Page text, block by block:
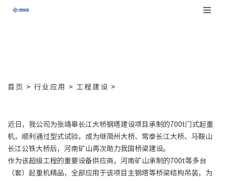
首页 > 行业应用 > 工程建设 >
近日，我公司为张靖皋长江大桥钢塔建设项目承制的700t门式起重
机，顺利通过型式试验，成为继简州大桥、常泰长江大桥、马鞍山
长江公铁大桥后，河南矿山再次助力我国桥梁建设。
作为该超级工程的重要设备供应商，河南矿山承制的700t等多台
（套）起重机精品，全部应用于该项目主钢塔等桥梁结构吊装，为